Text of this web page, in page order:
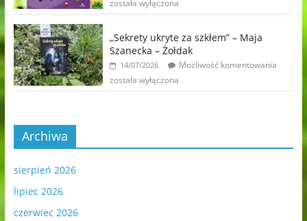
została wyłączona
„Sekrety ukryte za szkłem” – Maja
Szanecka – Żołdak
14/07/2026
Możliwość komentowania
została wyłączona
Archiwa
sierpień 2026
lipiec 2026
czerwiec 2026